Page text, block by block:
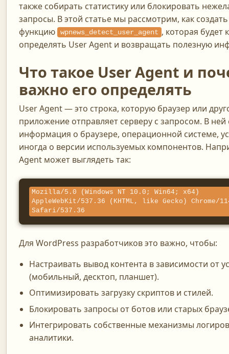
также собирать статистику или блокировать
запросы. В этой статье мы рассмотрим, как
функцию
wpnews_detect_user_agent , которая будет
определять User Agent и возвращать полезную
Что такое User Agent и
важно его определять
User Agent — это строка, которую браузер или
приложение отправляет серверу с запросом. В ней
информация о браузере, операционной системе,
иногда о версии используемых компонентов.
Agent может выглядеть так:
Mozilla/5.0 (Windows NT 10.0; Win64; x64)
AppleWebKit/537.36 (KHTML, like Gecko) Chrome/
Safari/537.36
Для WordPress разработчиков это важно, чтобы:
Настраивать вывод контента в зависимости от
(мобильный, десктоп, планшет).
Оптимизировать загрузку скриптов и стилей.
Блокировать запросы от ботов или старых
Интегрировать собственные механизмы
аналитики.